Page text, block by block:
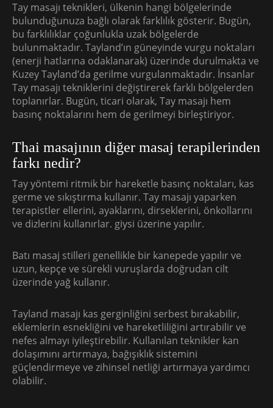
Tay masajı teknikleri, ülkenin hangi bölgelerinde
bulunduğunuza bağlı olarak farklılık gösterir. Bugün,
bu farklılıklar çoğunlukla uzak bölgelerde
bulunmaktadır. Tayland’ın güneyinde vurgu noktaları
(enerji hatlarına odaklanarak) üzerinde durulmakta ve
Kuzey Tayland’da gerilme vurgulanmaktadır. İnsanlar
Tay masajı tekniklerini değiştirerek farklı bölgelerden
toplanırlar. Bugün, ticari olarak, Tay masajı hem
basınç noktalarını hem de gerilmeyi birleştiriyor.
Thai masajının diğer masaj terapilerinden
farkı nedir?
Tay yöntemi ritmik bir hareketle basınç noktaları, kas
germe ve sıkıştırma kullanır. Tay masajı yaparken
terapistler ellerini, ayaklarını, dirseklerini, önkollarını
ve dizlerini kullanırlar. giysi üzerine yapılır.
Batı masaj stilleri genellikle bir kanepede yapılır ve
uzun, kepçe ve sürekli vuruşlarda doğrudan cilt
üzerinde yağ kullanır.
Tayland masajı kas gerginliğini serbest bırakabilir,
eklemlerin esnekliğini ve hareketliliğini artırabilir ve
nefes almayı iyileştirebilir. Kullanılan teknikler kan
dolaşımını artırmaya, bağışıklık sistemini
güçlendirmeye ve zihinsel netliği artırmaya yardımcı
olabilir.